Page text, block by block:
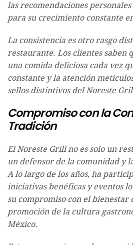
las recomendaciones
para su crecimiento constante
La consistencia es otro rasgo
restaurante. Los clientes saben
una comida deliciosa cada vez
constante y la atención
sellos distintivos del Noreste
Compromiso con la
Tradición
El Noreste Grill no es solo un
un defensor de la comunidad y
A lo largo de los años, ha
iniciativas benéficas y eventos
su compromiso con el bienestar
promoción de la cultura
México.